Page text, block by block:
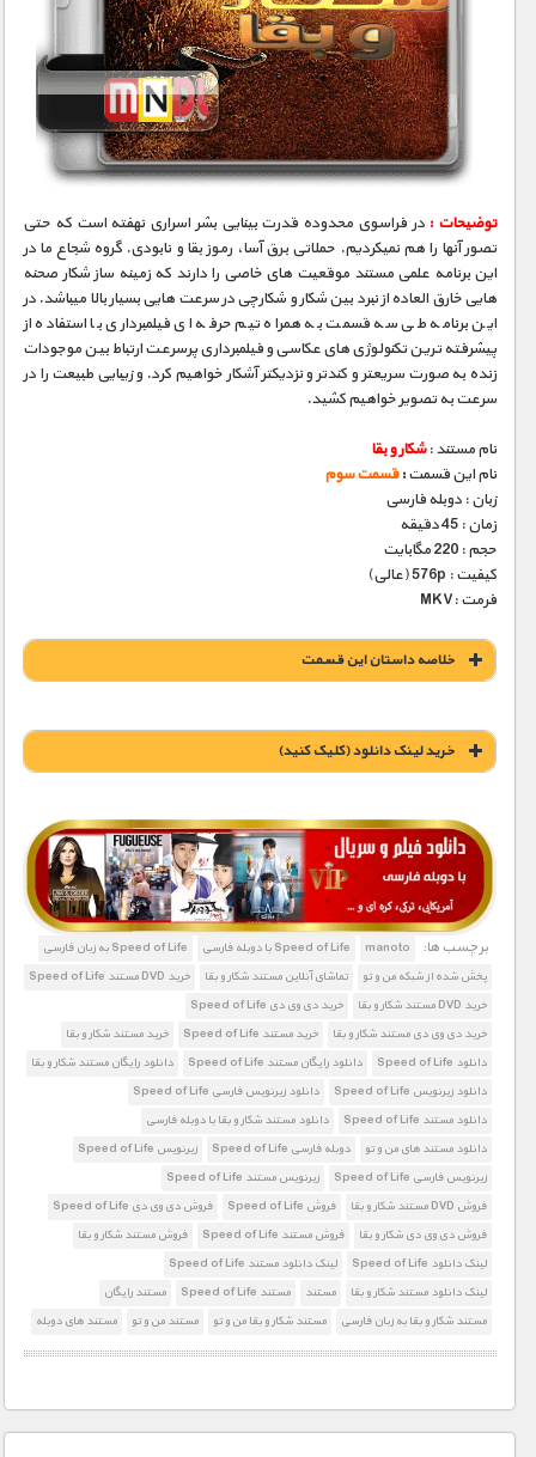
ماورایی
مسابقات / ورزشی
مستند های اختصاصی
توضیحات :در فراسوی محدوده قدرت بینایی بشر اسراری نهفته است که حتی
تصور آنها را هم نمیکردیم. حملاتی برق آسا، رموز بقا و نابودی. گروه شجاع ما در
این برنامه علمی مستند موقعیت های خاصی را دارند که زمینه ساز شکار صحنه
هایی خارق العاده از نبرد بین شکار و شکارچی در سرعت هایی بسیار بالا میباشد. در
این برنامه طی سه قسمت به همراه تیم حرفه ای فیلمبرداری با استفاده از
پیشرفته ترین تکنولوژی های عکاسی و فیلمبرداری پرسرعت ارتباط بین موجودات
زنده به صورت سریعتر و کندتر و نزدیکتر آشکار خواهیم کرد. و زیبایی طبیعت را در
سرعت به تصویر خواهیم کشید.
نام مستند :شکار و بقا
نام این قسمت:قسمت سوم
زبان : دوبله فارسی
زمان : 45 دقیقه
حجم : 220 مگابایت
کیفیت : 576p (عالی)
فرمت :MKV
خلاصه داستان این قسمت
خريد لينک دانلود (کليک کنيد)
1900 تومان – خريد لينک دانلود (افزودن به سبد خريد)
برچسب ها: manoto Speed of Life با دوبله فارسی
Speed of Life به زبان فارسی
پخش شده از شبکه من و تو
تماشای آنلاین مستند شکار و بقا
خرید DVD مستند Speed of Life
خرید DVD مستند شکار و بقا
خرید دی وی دی Speed of Life
خرید دی وی دی مستند شکار و بقا
خرید مستند Speed of Life
خرید مستند شکار و بقا
دانلود Speed of Life
دانلود رایگان مستند Speed of Life
دانلود رایگان مستند شکار و بقا
دانلود زیرنویس Speed of Life
دانلود زیرنویس فارسی Speed of Life
دانلود مستند Speed of Life
دانلود مستند شکار و بقا با دوبله فارسی
دانلود مستند های من و تو
دوبله فارسی Speed of Life
زیرنویس Speed of Life
زیرنویس فارسی Speed of Life
زیرنویس مستند Speed of Life
فروش DVD مستند شکار و بقا
فروش Speed of Life
فروش دی وی دی Speed of Life
فروش دی وی دی شکار و بقا
فروش مستند Speed of Life
فروش مستند شکار و بقا
لینک دانلود Speed of Life
لینک دانلود مستند Speed of Life
لینک دانلود مستند شکار و بقا
مستند مستند Speed of Life
مستند رایگان
مستند شکار و بقا به زبان فارسی
مستند شکار و بقا من و تو مستند من و تو مستند های دوبله